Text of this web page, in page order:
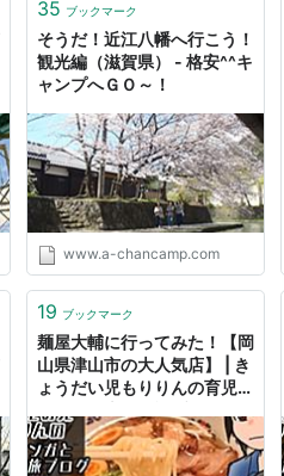
35 ブックマーク
そうだ！近江八幡へ行こう！
観光編（滋賀県） - 格安^^キ
ャンプへＧＯ～！
www.a-chancamp.com
19 ブックマーク
麺屋大輔に行ってみた！【岡
山県津山市の大人気店】 | き
ょうだい児もりりんの育児マ